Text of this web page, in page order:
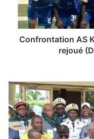
sera
rejoué
(Décision
Confrontation AS
rejoué
premier
ministre
lance
le
FODEL,
un